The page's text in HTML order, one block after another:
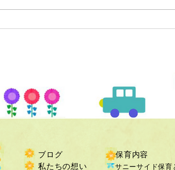
ブログ
私たちの想い
保育内容
サニーサイド保育